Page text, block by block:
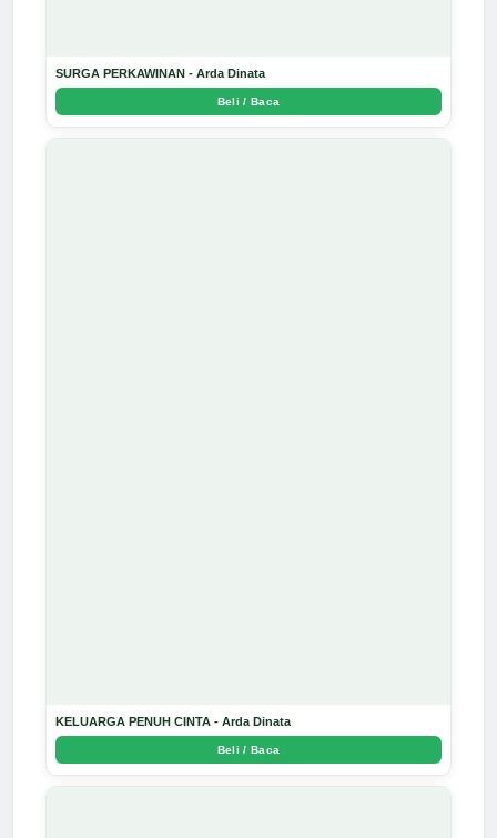
SURGA PERKAWINAN - Arda Dinata
Beli / Baca
KELUARGA PENUH CINTA - Arda Dinata
Beli / Baca